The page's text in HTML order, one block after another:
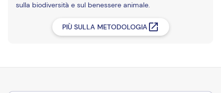
sulla biodiversità e sul benessere animale.
PIÙ SULLA METODOLOGIA